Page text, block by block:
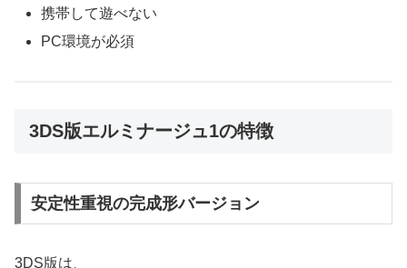
携帯して遊べない
PC環境が必須
3DS版エルミナージュ1の特徴
安定性重視の完成形バージョン
3DS版は、